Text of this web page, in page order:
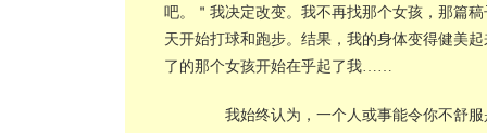
吧。＂我决定改变。我不再找那个女孩，那篇
天开始打球和跑步。结果，我的身体变得健美
了的那个女孩开始在乎起了我……
我始终认为，一个人或事能令你不舒服